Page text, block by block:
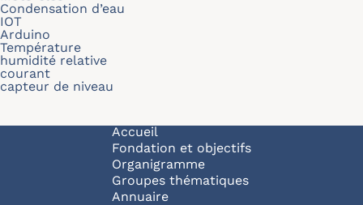
Condensation d’eau
IOT
Arduino
Température
humidité relative
courant
capteur de niveau
Navigation principale
Accueil
Fondation et objectifs
Organigramme
Groupes thématiques
Annuaire